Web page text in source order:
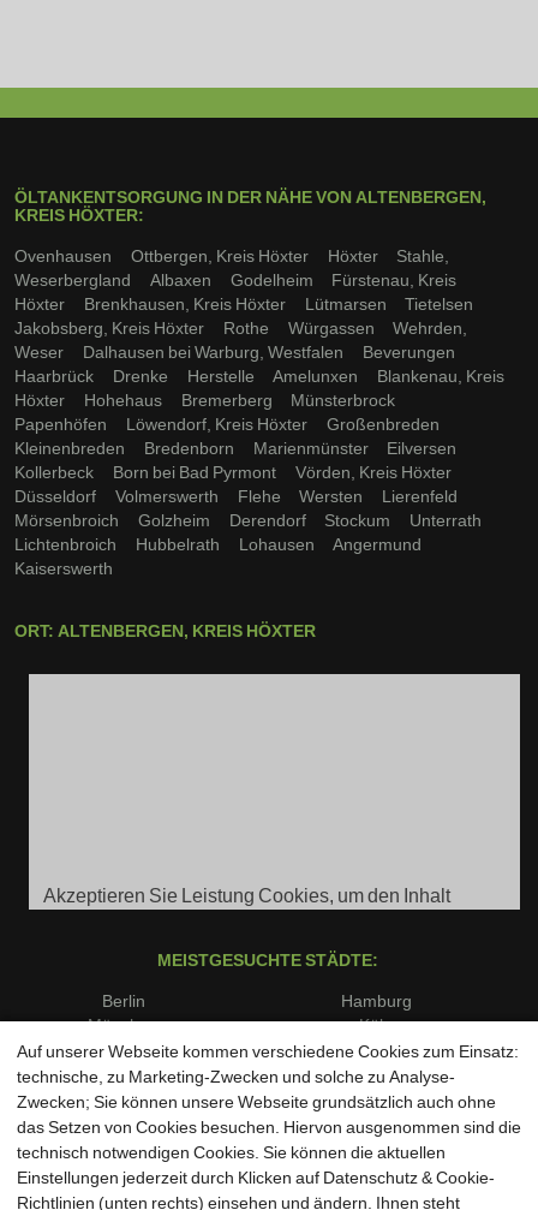
ÖLTANKENTSORGUNG IN DER NÄHE VON ALTENBERGEN,
KREIS HÖXTER:
Ovenhausen
Ottbergen, Kreis Höxter Höxter
Stahle,
Weserbergland
Albaxen Godelheim
Fürstenau, Kreis
Höxter
Brenkhausen, Kreis Höxter Lütmarsen
Tietelsen
Jakobsberg, Kreis Höxter
Rothe Würgassen
Wehrden,
Weser
Dalhausen bei Warburg, Westfalen
Beverungen
Haarbrück
Drenke Herstelle Amelunxen
Blankenau, Kreis
Höxter
Hohehaus Bremerberg
Münsterbrock
Papenhöfen
Löwendorf, Kreis Höxter
Großenbreden
Kleinenbreden
Bredenborn Marienmünster
Eilversen
Kollerbeck
Born bei Bad Pyrmont
Vörden, Kreis Höxter
Düsseldorf
Volmerswerth Flehe Wersten
Lierenfeld
Mörsenbroich
Golzheim Derendorf Stockum
Unterrath
Lichtenbroich
Hubbelrath Lohausen
Angermund
Kaiserswerth
ORT: ALTENBERGEN, KREIS HÖXTER
Akzeptieren Sie Leistung Cookies, um den Inhalt
MEISTGESUCHTE STÄDTE:
Berlin
München
Frankfurt am Main
Düsseldorf
Essen
Dresden
Hannover
Duisburg
Wuppertal
Hamburg
Köln
Stuttgart
Dortmund
Bremen
Leipzig
Nürnberg
Bochum
Bielefeld
Auf unserer Webseite kommen verschiedene Cookies zum Einsatz:
technische, zu Marketing-Zwecken und solche zu Analyse-
Zwecken; Sie können unsere Webseite grundsätzlich auch ohne
das Setzen von Cookies besuchen. Hiervon ausgenommen sind die
technisch notwendigen Cookies. Sie können die aktuellen
Einstellungen jederzeit durch Klicken auf Datenschutz & Cookie-
Richtlinien (unten rechts) einsehen und ändern. Ihnen steht